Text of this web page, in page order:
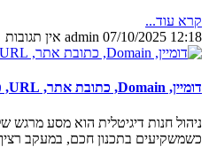
קרא עוד...
admin 07/10/2025 12:18 אין תגובות
דומיין, Domain, כתובת אתר, URL, כתובת אינטרנט
ניהול חנות דיגיטלית הוא מסע מרגש
כשמשקיעים בתכנון חכם, במעקב